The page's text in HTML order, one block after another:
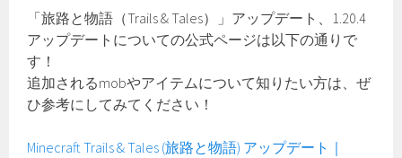
「旅路と物語（Trails & Tales）」アップデート、1.20.4
アップデートについての公式ページは以下の通りで
す！
追加されるmobやアイテムについて知りたい方は、ぜ
ひ参考にしてみてください！
Minecraft Trails & Tales (旅路と物語) アップデート｜